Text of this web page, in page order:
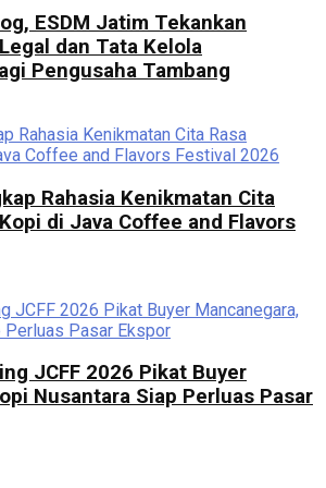
ESDM Jatim Tekankan
dan Tata Kelola
Pengusaha Tambang
Rahasia Kenikmatan Cita
di Java Coffee and Flavors
JCFF 2026 Pikat Buyer
Nusantara Siap Perluas Pasar